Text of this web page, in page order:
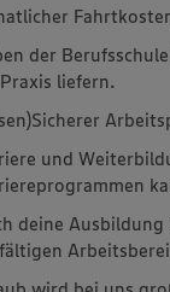
der
liefern.
und
deine